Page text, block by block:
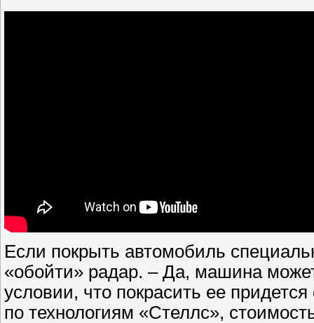
Если покрыть автомобиль
«обойти» радар. – Да, машина
условии, что покрасить ее
по технологиям «Стеллс»,